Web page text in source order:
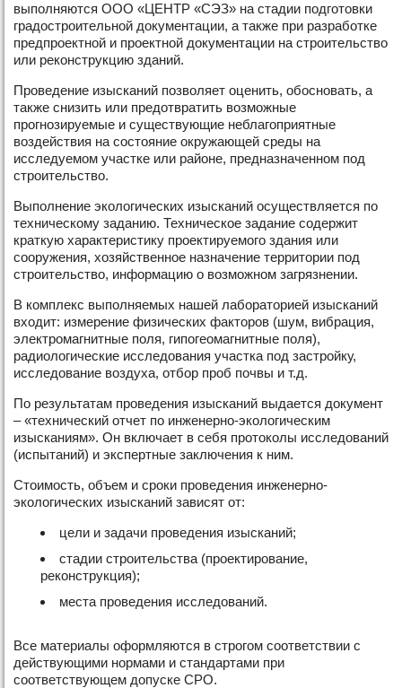
выполняются ООО «ЦЕНТР «СЭЗ» на стадии подготовки
градостроительной документации, а также при разработке
предпроектной и проектной документации на строительство
или реконструкцию зданий.
Проведение изысканий позволяет оценить, обосновать, а
также снизить или предотвратить возможные
прогнозируемые и существующие неблагоприятные
воздействия на состояние окружающей среды на
исследуемом участке или районе, предназначенном под
строительство.
Выполнение экологических изысканий осуществляется по
техническому заданию. Техническое задание содержит
краткую характеристику проектируемого здания или
сооружения, хозяйственное назначение территории под
строительство, информацию о возможном загрязнении.
В комплекс выполняемых нашей лабораторией изысканий
входит: измерение физических факторов (шум, вибрация,
электромагнитные поля, гипогеомагнитные поля),
радиологические исследования участка под застройку,
исследование воздуха, отбор проб почвы и т.д.
По результатам проведения изысканий выдается документ
– «технический отчет по инженерно-экологическим
изысканиям». Он включает в себя протоколы исследований
(испытаний) и экспертные заключения к ним.
Стоимость, объем и сроки проведения инженерно-
экологических изысканий зависят от:
цели и задачи проведения изысканий;
стадии строительства (проектирование,
реконструкция);
места проведения исследований.
Все материалы оформляются в строгом соответствии с
действующими нормами и стандартами при
соответствующем допуске СРО.